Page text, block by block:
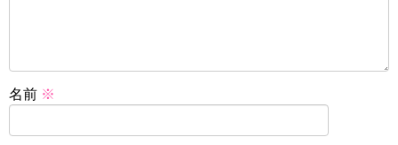
名前 ※